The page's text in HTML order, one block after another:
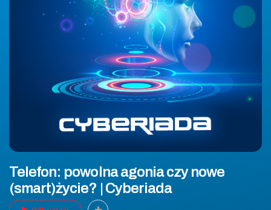
Telefon: powolna agonia czy nowe
(smart)życie? | Cyberiada